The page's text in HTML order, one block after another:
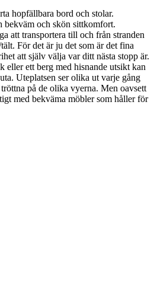
hopfällbara bord och stolar.
bekväm och skön sittkomfort.
att transportera till och från stranden
För det är ju det som är det fina
att själv välja var ditt nästa stopp är.
ett berg med hisnande utsikt kan
Uteplatsen ser olika ut varje gång
på de olika vyerna. Men oavsett
med bekväma möbler som håller för